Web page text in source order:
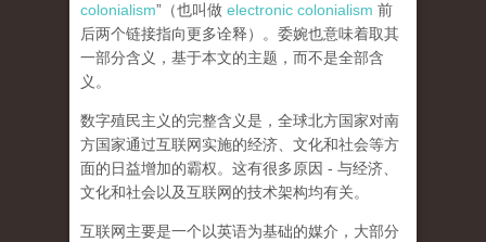
colonialism”（也叫做 electronic colonialism 前
后两个链接指向更多诠释）。委婉也意味着取其
一部分含义，基于本文的主题，而不是全部含
义。
数字殖民主义的完整含义是，全球北方国家对南
方国家通过互联网实施的经济、文化和社会等方
面的日益增加的霸权。这有很多原因 - 与经济、
文化和社会以及互联网的技术架构均有关。
互联网主要是一个以英语为基础的媒介，大部分